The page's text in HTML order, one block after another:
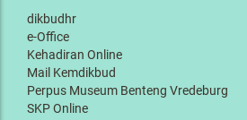
dikbudhr
e-Office
Kehadiran Online
Mail Kemdikbud
Perpus Museum Benteng Vredeburg
SKP Online